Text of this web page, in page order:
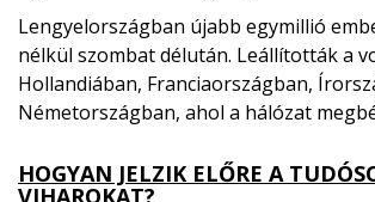
Lengyelországban újabb egymillió
nélkül szombat délután. Leállították a
Hollandiában, Franciaországban,
Németországban, ahol a hálózat
HOGYAN JELZIK ELŐRE A
VIHAROKAT?